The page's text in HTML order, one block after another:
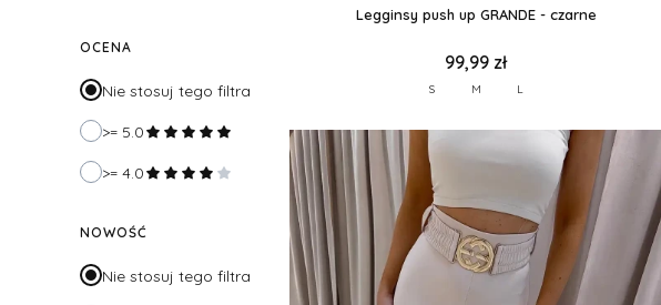
OCENA
Nie stosuj tego filtra
>= 5.0
>= 4.0
NOWOŚĆ
Nie stosuj tego filtra
Legginsy push up GRANDE - czarne
99,99 zł
S M L